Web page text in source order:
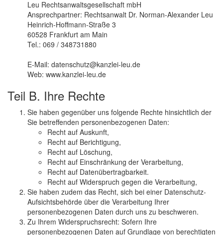
Leu Rechtsanwaltsgesellschaft mbH
Ansprechpartner: Rechtsanwalt Dr. Norman-Alexander Leu
Heinrich-Hoffmann-Straße 3
60528 Frankfurt am Main
Tel.: 069 / 348731880
E-Mail: datenschutz@kanzlei-leu.de
Web: www.kanzlei-leu.de
Teil B. Ihre Rechte
Sie haben gegenüber uns folgende Rechte hinsichtlich der
Sie betreffenden personenbezogenen Daten:
Recht auf Auskunft,
Recht auf Berichtigung,
Recht auf Löschung,
Recht auf Einschränkung der Verarbeitung,
Recht auf Datenübertragbarkeit.
Recht auf Widerspruch gegen die Verarbeitung,
Sie haben zudem das Recht, sich bei einer Datenschutz-
Aufsichtsbehörde über die Verarbeitung Ihrer
personenbezogenen Daten durch uns zu beschweren.
Zu Ihrem Widerspruchsrecht: Sofern Ihre
personenbezogenen Daten auf Grundlage von berechtigten